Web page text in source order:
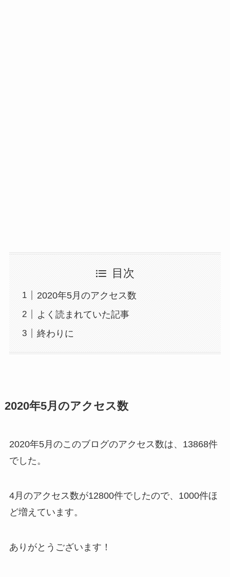
目次
2020年5月のアクセス数
よく読まれていた記事
終わりに
2020年5月のアクセス数
2020年5月のこのブログのアクセス数は、13868件
でした。
4月のアクセス数が12800件でしたので、1000件ほ
ど増えています。
ありがとうございます！